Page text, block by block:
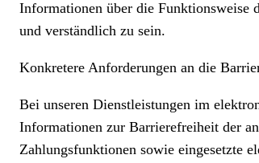
Informationen über die Funktionsweise
und verständlich zu sein.
Konkretere Anforderungen an die
Bei unseren Dienstleistungen im
Informationen zur Barrierefreiheit der
Zahlungsfunktionen sowie eingesetzte